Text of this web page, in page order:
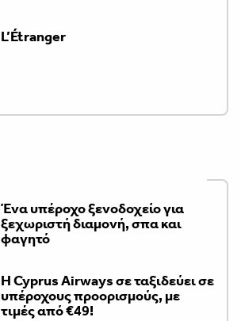
L’Étranger
Ένα υπέροχο ξενοδοχείο για
ξεχωριστή διαμονή, σπα και
φαγητό
H Cyprus Airways σε ταξιδεύει σε
υπέροχους προορισμούς, με
τιμές από €49!